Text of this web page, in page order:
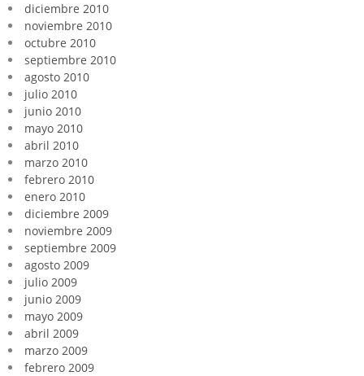
diciembre 2010
noviembre 2010
octubre 2010
septiembre 2010
agosto 2010
julio 2010
junio 2010
mayo 2010
abril 2010
marzo 2010
febrero 2010
enero 2010
diciembre 2009
noviembre 2009
septiembre 2009
agosto 2009
julio 2009
junio 2009
mayo 2009
abril 2009
marzo 2009
febrero 2009